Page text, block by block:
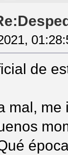
de
mal,